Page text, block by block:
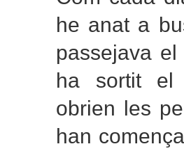
he anat a
passejava
ha sortit el
obrien les
han